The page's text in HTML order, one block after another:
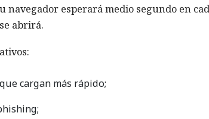
navegador esperará medio segundo en
abrirá.
cargan más rápido;